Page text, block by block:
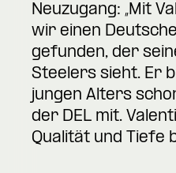
Neuzugang: „Mit
wir einen
gefunden, der
Steelers sieht. Er
jungen Alters
der DEL mit.
Qualität und Tiefe